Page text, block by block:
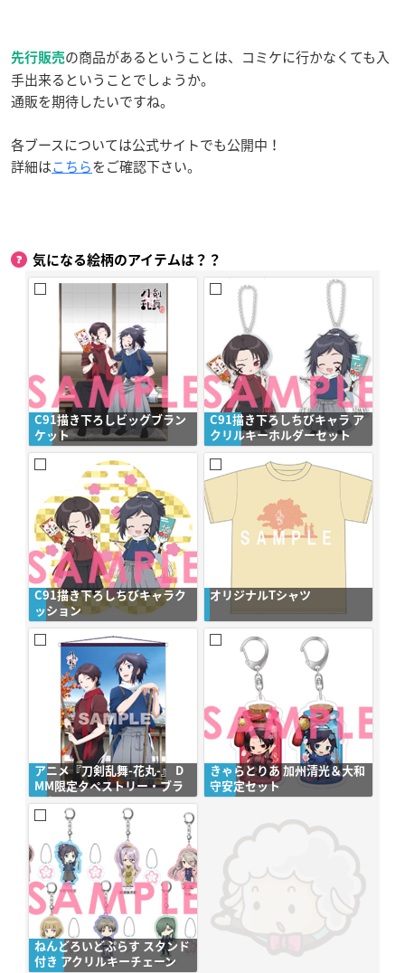
先行販売の商品があるということは、コミケに行かなくても入
手出来るということでしょうか。
通販を期待したいですね。
各ブースについては公式サイトでも公開中！
詳細はこちらをご確認下さい。
気になる絵柄のアイテムは？？
C91描き下ろしビッグブラン
ケット
C91描き下ろしちびキャラ ア
クリルキーホルダーセット
C91描き下ろしちびキャラク
ッション
オリジナルTシャツ
アニメ『刀剣乱舞-花丸-』 D
MM限定タペストリー・ブラ
ンケット
きゃらとりあ 加州清光＆大和
守安定セット
ねんどろいどぷらす スタンド
付き アクリルキーチェーン